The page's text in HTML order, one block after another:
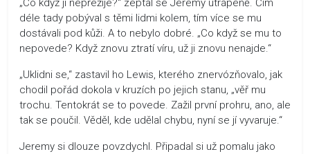
„Co když ji nepřežije?“ zeptal se Jeremy utrápeně. Čím
déle tady pobýval s těmi lidmi kolem, tím více se mu
dostávali pod kůži. A to nebylo dobré. „Co když se mu to
nepovede? Když znovu ztratí víru, už ji znovu nenajde.“
„Uklidni se,“ zastavil ho Lewis, kterého znervózňovalo, jak
chodil pořád dokola v kruzích po jejich stanu, „věř mu
trochu. Tentokrát se to povede. Zažil první prohru, ano, ale
tak se poučil. Věděl, kde udělal chybu, nyní se jí vyvaruje.“
Jeremy si dlouze povzdychl. Připadal si už pomalu jako